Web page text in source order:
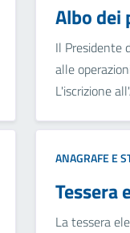
Albo dei
Il Presidente
alle
L'iscrizione
ANAGRAFE E
Tessera
La tessera